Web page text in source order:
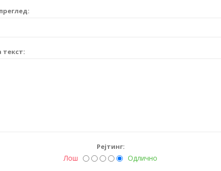
текст:
Рејтинг:
Лош Одлично